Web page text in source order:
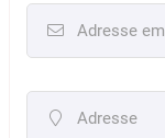
 Adresse
 Adresse